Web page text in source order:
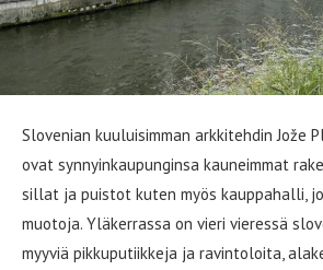
Slovenian kuuluisimman arkkitehdin Jože
ovat synnyinkaupunginsa kauneimmat
sillat ja puistot kuten myös kauppahalli,
muotoja. Yläkerrassa on vieri vieressä
myyviä pikkuputiikkeja ja ravintoloita,